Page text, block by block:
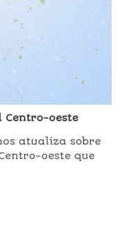
Centro-oeste
atualiza sobre
oeste que